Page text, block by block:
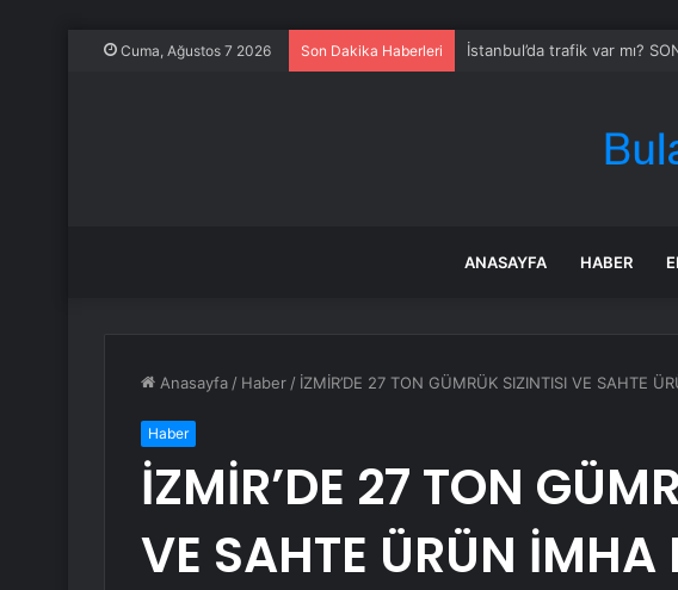
Cuma, Ağustos 7 2026 Son Dakika Haberleri İstanbul’da trafik var mı?
ANASAYFA HABER
Anasayfa / Haber / İZMİR’DE 27 TON GÜMRÜK SIZINTISI VE SAHTE
Haber
İZMİR’DE 27 TON
VE SAHTE ÜRÜN İMHA